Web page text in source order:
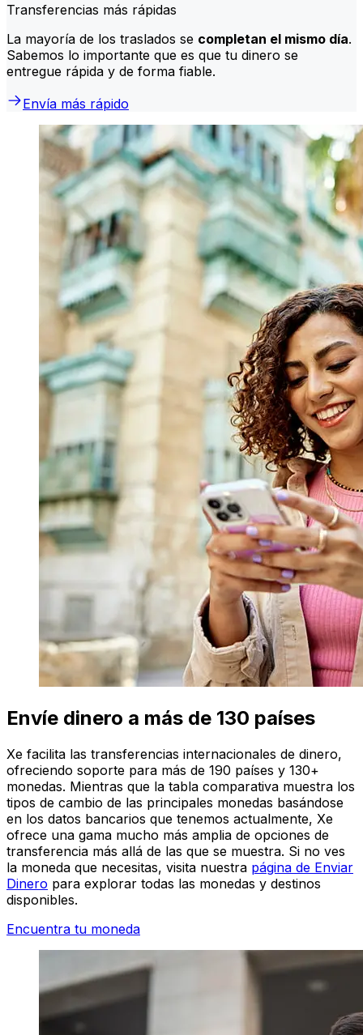
Transferencias más rápidas
La mayoría de los traslados se completan el mismo día.
Sabemos lo importante que es que tu dinero se
entregue rápida y de forma fiable.
Envía más rápido
Envíe dinero a más de 130 países
Xe facilita las transferencias internacionales de dinero,
ofreciendo soporte para más de 190 países y 130+
monedas. Mientras que la tabla comparativa muestra los
tipos de cambio de las principales monedas basándose
en los datos bancarios que tenemos actualmente, Xe
ofrece una gama mucho más amplia de opciones de
transferencia más allá de las que se muestra. Si no ves
la moneda que necesitas, visita nuestra página de Enviar
Dinero para explorar todas las monedas y destinos
disponibles.
Encuentra tu moneda